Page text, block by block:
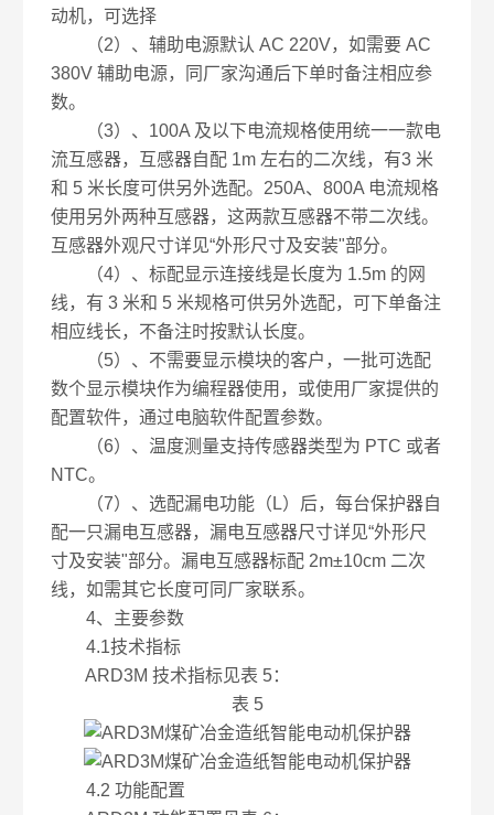
动机，可选择
（2）、辅助电源默认 AC 220V，如需要 AC
380V 辅助电源，同厂家沟通后下单时备注相应参
数。
（3）、100A 及以下电流规格使用统一一款电
流互感器，互感器自配 1m 左右的二次线，有3 米
和 5 米长度可供另外选配。250A、800A 电流规格
使用另外两种互感器，这两款互感器不带二次线。
互感器外观尺寸详见“外形尺寸及安装"部分。
（4）、标配显示连接线是长度为 1.5m 的网
线，有 3 米和 5 米规格可供另外选配，可下单备注
相应线长，不备注时按默认长度。
（5）、不需要显示模块的客户，一批可选配
数个显示模块作为编程器使用，或使用厂家提供的
配置软件，通过电脑软件配置参数。
（6）、温度测量支持传感器类型为 PTC 或者
NTC。
（7）、选配漏电功能（L）后，每台保护器自
配一只漏电互感器，漏电互感器尺寸详见“外形尺
寸及安装"部分。漏电互感器标配 2m±10cm 二次
线，如需其它长度可同厂家联系。
4、主要参数
4.1技术指标
ARD3M 技术指标见表 5：
表 5
4.2 功能配置